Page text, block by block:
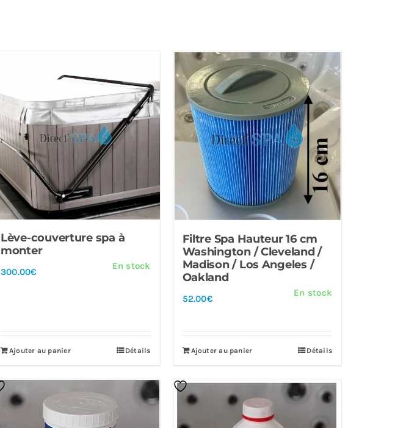
Lève-couverture spa à
monter
300.00€
En stock
Ajouter au panier Détails
Filtre Spa Hauteur 16 cm
Washington / Cleveland /
Madison / Los Angeles /
Oakland
52.00€
En stock
Ajouter au panier Détails